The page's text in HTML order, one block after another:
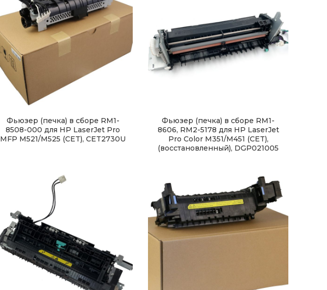
Фьюзер (печка) в сборе RM1-
8508-000 для HP LaserJet Pro
MFP M521/M525 (CET), CET2730U
Фьюзер (печка) в сборе RM1-
8606, RM2-5178 для HP LaserJet
Pro Color M351/M451 (CET),
(восстановленный), DGP021005